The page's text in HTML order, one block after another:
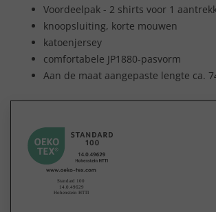
Voordeelpak - 2 shirts voor 1
knoopsluiting, korte mouwen
katoenjersey
comfortabele JP1880-pasvorm
Aan de maat aangepaste lengte ca.